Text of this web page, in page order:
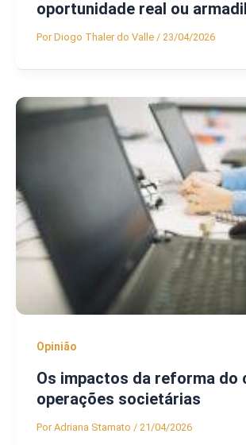
oportunidade real ou
PorDiogo Thaler do Valle / 23/04/2026
Opinião
Os impactos da reforma do
operações societárias
PorAdriana Stamato / 21/04/2026